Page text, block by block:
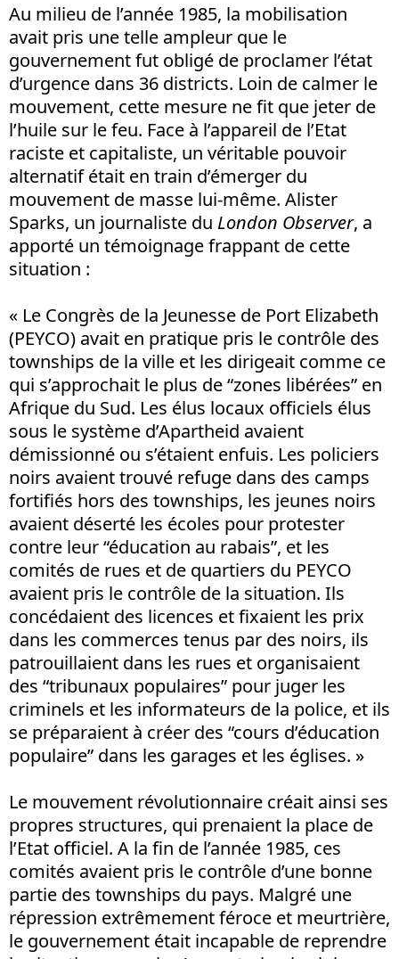
Au milieu de l’année 1985, la mobilisation
avait pris une telle ampleur que le
gouvernement fut obligé de proclamer l’état
d’urgence dans 36 districts. Loin de calmer le
mouvement, cette mesure ne fit que jeter de
l’huile sur le feu. Face à l’appareil de l’Etat
raciste et capitaliste, un véritable pouvoir
alternatif était en train d’émerger du
mouvement de masse lui-même. Alister
Sparks, un journaliste du London Observer, a
apporté un témoignage frappant de cette
situation :
« Le Congrès de la Jeunesse de Port Elizabeth
(PEYCO) avait en pratique pris le contrôle des
townships de la ville et les dirigeait comme ce
qui s’approchait le plus de “zones libérées” en
Afrique du Sud. Les élus locaux officiels élus
sous le système d’Apartheid avaient
démissionné ou s’étaient enfuis. Les policiers
noirs avaient trouvé refuge dans des camps
fortifiés hors des townships, les jeunes noirs
avaient déserté les écoles pour protester
contre leur “éducation au rabais”, et les
comités de rues et de quartiers du PEYCO
avaient pris le contrôle de la situation. Ils
concédaient des licences et fixaient les prix
dans les commerces tenus par des noirs, ils
patrouillaient dans les rues et organisaient
des “tribunaux populaires” pour juger les
criminels et les informateurs de la police, et ils
se préparaient à créer des “cours d’éducation
populaire” dans les garages et les églises. »
Le mouvement révolutionnaire créait ainsi ses
propres structures, qui prenaient la place de
l’Etat officiel. A la fin de l’année 1985, ces
comités avaient pris le contrôle d’une bonne
partie des townships du pays. Malgré une
répression extrêmement féroce et meurtrière,
le gouvernement était incapable de reprendre